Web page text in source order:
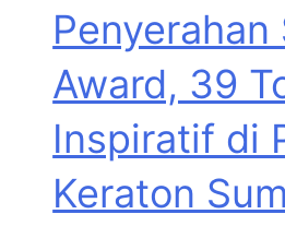
Penyerahan
Award, 39
Inspiratif di
Keraton